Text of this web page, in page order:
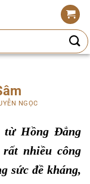
NGỌC
từ Hồng Đẳng
nhiều công
sức đề kháng,